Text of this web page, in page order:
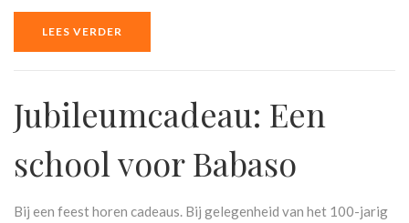
LEES VERDER
Jubileumcadeau: Een
school voor Babaso
Bij een feest horen cadeaus. Bij gelegenheid van het 100-jarig